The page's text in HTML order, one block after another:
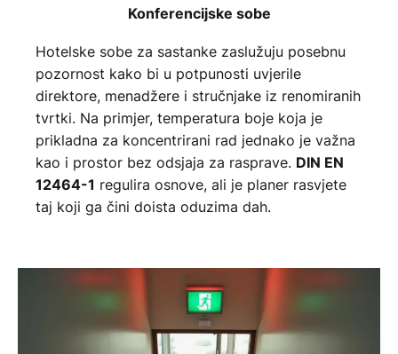
Konferencijske sobe
Hotelske sobe za sastanke zaslužuju posebnu
pozornost kako bi u potpunosti uvjerile
direktore, menadžere i stručnjake iz renomiranih
tvrtki. Na primjer, temperatura boje koja je
prikladna za koncentrirani rad jednako je važna
kao i prostor bez odsjaja za rasprave. DIN EN
12464-1 regulira osnove, ali je planer rasvjete
taj koji ga čini doista oduzima dah.